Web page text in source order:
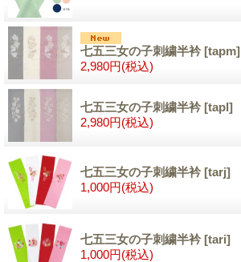
七五三女の子刺繍半衿[tapm]
2,980円(税込)
七五三女の子刺繍半衿[tapl]
2,980円(税込)
七五三女の子刺繍半衿[tarj]
1,000円(税込)
七五三女の子刺繍半衿[tari]
1,000円(税込)